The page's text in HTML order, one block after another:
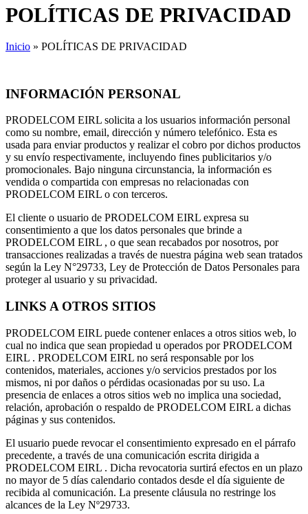
POLÍTICAS DE PRIVACIDAD
Inicio » POLÍTICAS DE PRIVACIDAD
INFORMACIÓN PERSONAL
PRODELCOM EIRL solicita a los usuarios información personal
como su nombre, email, dirección y número telefónico. Esta es
usada para enviar productos y realizar el cobro por dichos productos
y su envío respectivamente, incluyendo fines publicitarios y/o
promocionales. Bajo ninguna circunstancia, la información es
vendida o compartida con empresas no relacionadas con
PRODELCOM EIRL o con terceros.
El cliente o usuario de PRODELCOM EIRL expresa su
consentimiento a que los datos personales que brinde a
PRODELCOM EIRL , o que sean recabados por nosotros, por
transacciones realizadas a través de nuestra página web sean tratados
según la Ley N°29733, Ley de Protección de Datos Personales para
proteger al usuario y su privacidad.
LINKS A OTROS SITIOS
PRODELCOM EIRL puede contener enlaces a otros sitios web, lo
cual no indica que sean propiedad u operados por PRODELCOM
EIRL . PRODELCOM EIRL no será responsable por los
contenidos, materiales, acciones y/o servicios prestados por los
mismos, ni por daños o pérdidas ocasionadas por su uso. La
presencia de enlaces a otros sitios web no implica una sociedad,
relación, aprobación o respaldo de PRODELCOM EIRL a dichas
páginas y sus contenidos.
El usuario puede revocar el consentimiento expresado en el párrafo
precedente, a través de una comunicación escrita dirigida a
PRODELCOM EIRL . Dicha revocatoria surtirá efectos en un plazo
no mayor de 5 días calendario contados desde el día siguiente de
recibida al comunicación. La presente cláusula no restringe los
alcances de la Ley Nº29733.